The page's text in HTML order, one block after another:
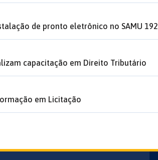
de pronto eletrônico no SAMU 192
capacitação em Direito Tributário
em Licitação